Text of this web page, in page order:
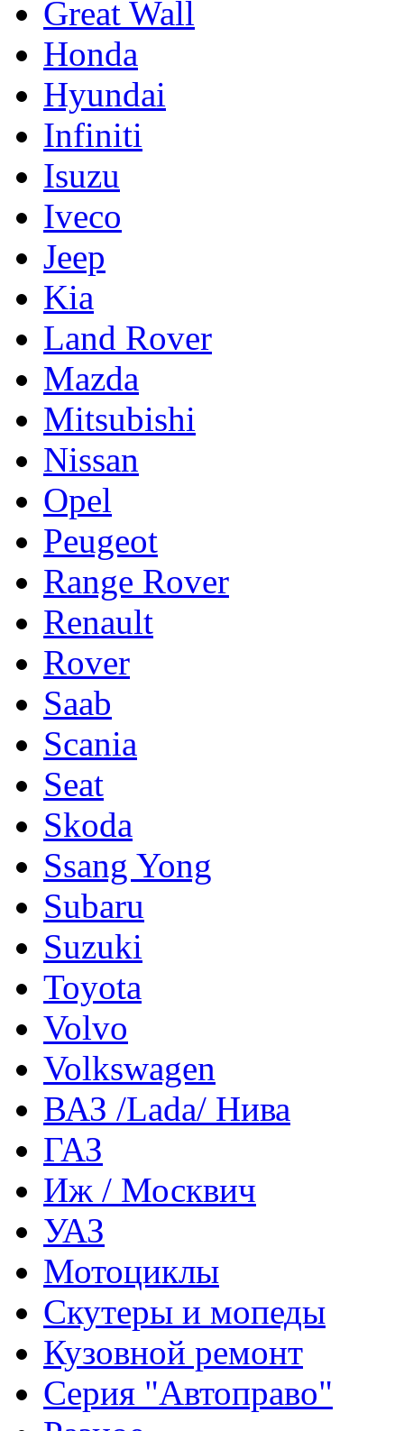
Great Wall
Honda
Hyundai
Infiniti
Isuzu
Iveco
Jeep
Kia
Land Rover
Mazda
Mitsubishi
Nissan
Opel
Peugeot
Range Rover
Renault
Rover
Saab
Scania
Seat
Skoda
Ssang Yong
Subaru
Suzuki
Toyota
Volvo
Volkswagen
ВАЗ /Lada/ Нива
ГАЗ
Иж / Москвич
УАЗ
Мотоциклы
Скутеры и мопеды
Кузовной ремонт
Серия "Автоправо"